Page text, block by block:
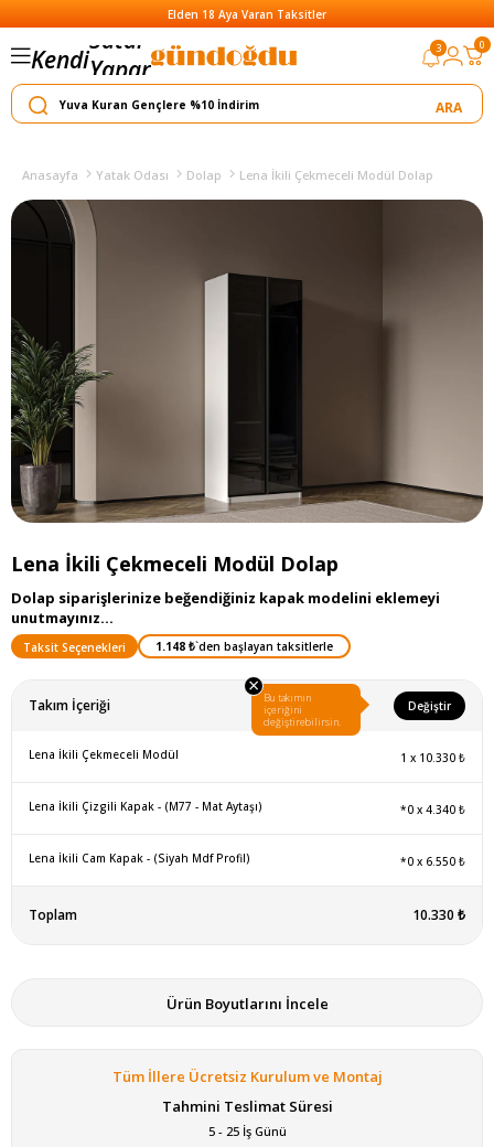
Elden 18 Aya Varan Taksitler
KendiYapar
Satar
3 0
Anasayfa Yatak Odası Dolap Lena İkili Çekmeceli Modül Dolap
Lena İkili Çekmeceli Modül Dolap
Dolap siparişlerinize beğendiğiniz kapak modelini eklemeyi
unutmayınız...
Taksit Seçenekleri 1.148 ₺`den başlayan taksitlerle
Takım İçeriği Değiştir
× Bu takımın
içeriğini
değiştirebilirsin.
Lena İkili Çekmeceli Modül 1 x 10.330 ₺
Lena İkili Çizgili Kapak - (M77 - Mat Aytaşı) *0x 4.340 ₺
Lena İkili Cam Kapak - (Siyah Mdf Profil) *0x 6.550 ₺
Toplam 10.330 ₺
Ürün Boyutlarını İncele
Tüm İllere Ücretsiz Kurulum ve Montaj
Tahmini Teslimat Süresi
5 - 25 İş Günü